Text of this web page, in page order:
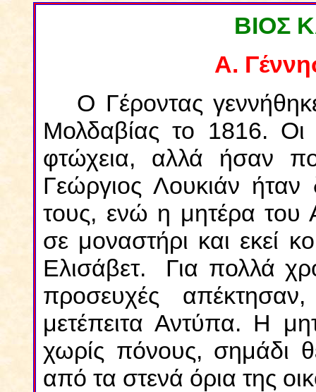
ΒΙΟΣ
Α.
Ο Γέροντας
Μολδαβίας το 1816. Οι
φτώχεια, αλλά ήσαν
Γεώργιος Λουκιάν
τους, ενώ η μητέρα του
σε μοναστήρι και εκεί
Ελισάβετ. Για πολλά
προσευχές
μετέπειτα Αντύπα. Η
χωρίς πόνους, σημάδι
από τα στενά όρια της